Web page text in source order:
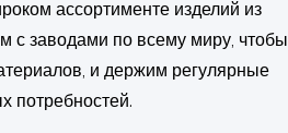
ассортименте изделий из
с заводами по всему миру, чтобы
и держим регулярные
потребностей.